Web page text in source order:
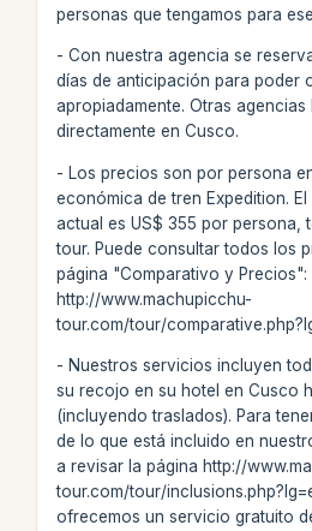
personas que tengamos para
- Con nuestra agencia se
días de anticipación para poder
apropiadamente. Otras
directamente en Cusco.
- Los precios son por persona
económica de tren Expedition.
actual es US$ 355 por persona,
tour. Puede consultar todos los
página "Comparativo y Precios":
http://www.machupicchu-
tour.com/tour/
- Nuestros servicios incluyen
su recojo en su hotel en Cusco
(incluyendo traslados). Para
de lo que está incluido en
a revisar la página http://
tour.com/tour/
ofrecemos un servicio gratuito